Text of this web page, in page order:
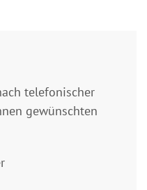
telefonischer
gewünschten